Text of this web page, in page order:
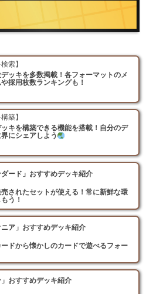
索】
ッキを多数掲載！各フォーマットのメ
採用枚数ランキングも！
築】
キを構築できる機能を搭載！自分のデ
にシェアしよう
ダード」おすすめデッキ紹介
されたセットが使える！常に新鮮な環
う！
ニア」おすすめデッキ紹介
ドから懐かしのカードで遊べるフォー
」おすすめデッキ紹介